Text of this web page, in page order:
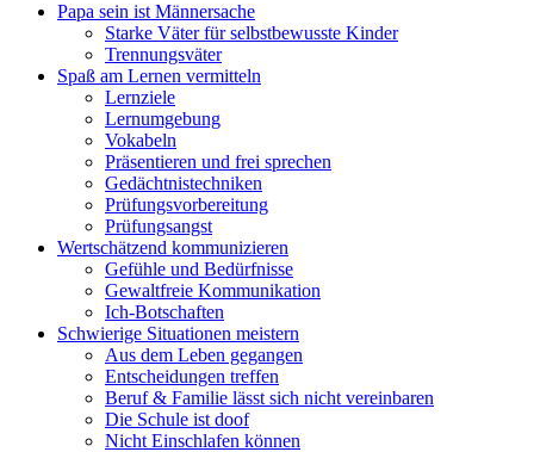
Papa sein ist Männersache
Starke Väter für selbstbewusste Kinder
Trennungsväter
Spaß am Lernen vermitteln
Lernziele
Lernumgebung
Vokabeln
Präsentieren und frei sprechen
Gedächtnistechniken
Prüfungsvorbereitung
Prüfungsangst
Wertschätzend kommunizieren
Gefühle und Bedürfnisse
Gewaltfreie Kommunikation
Ich-Botschaften
Schwierige Situationen meistern
Aus dem Leben gegangen
Entscheidungen treffen
Beruf & Familie lässt sich nicht vereinbaren
Die Schule ist doof
Nicht Einschlafen können